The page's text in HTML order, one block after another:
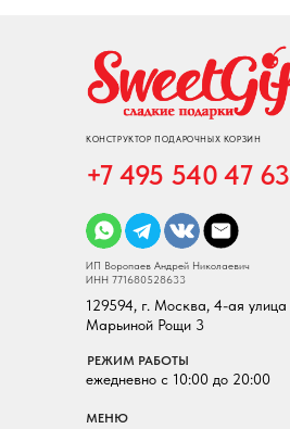
КОНСТРУКТОР ПОДАРОЧНЫХ КОРЗИН
+7 495 540 47 63
ежедневно с 10:00 до 20:00
129594, г. Москва, 4-ая улица
Марьиной Рощи 3
ИП Воропаев Андрей Николаевич
ИНН 771680528633
МЕНЮ
РЕЖИМ РАБОТЫ